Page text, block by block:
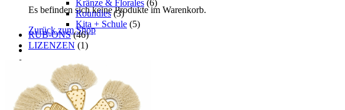
Es befinden sich keine Produkte im Warenkorb.
Zurück zum Shop
Kränze & Florales (6)
Roundies (3)
Kita + Schule (5)
RUB-ONS (46)
LIZENZEN (1)